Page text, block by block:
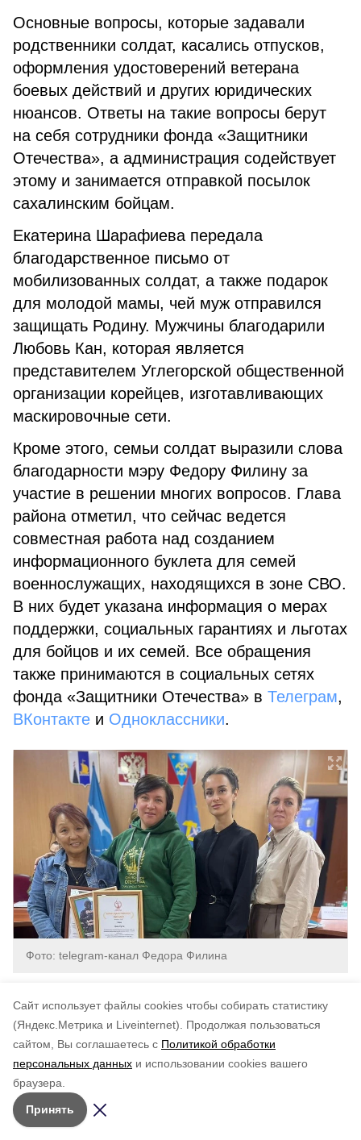
Cайт использует файлы cookies чтобы собирать статистику
(Яндекс.Метрика и Liveinternet).
Продолжая пользоваться
сайтом, Вы соглашаетесь с Политикой обработки
персональных данных и использовании cookies вашего
браузера.
Принять
Подписывайтесь на наш Telegram
канал
Рассказываем о главном в районе. Самая актуальная
и достоверная информация!
Основные вопросы, которые задавали
родственники солдат, касались отпусков,
оформления удостоверений ветерана
боевых действий и других юридических
нюансов. Ответы на такие вопросы берут
на себя сотрудники фонда «Защитники
Отечества», а администрация содействует
этому и занимается отправкой посылок
сахалинским бойцам.
Екатерина Шарафиева передала
благодарственное письмо от
мобилизованных солдат, а также подарок
для молодой мамы, чей муж отправился
защищать Родину. Мужчины благодарили
Любовь Кан, которая является
представителем Углегорской общественной
организации корейцев, изготавливающих
маскировочные сети.
Кроме этого, семьи солдат выразили слова
благодарности мэру Федору Филину за
участие в решении многих вопросов. Глава
района отметил, что сейчас ведется
совместная работа над созданием
информационного буклета для семей
военнослужащих, находящихся в зоне СВО.
В них будет указана информация о мерах
поддержки, социальных гарантиях и льготах
для бойцов и их семей. Все обращения
также принимаются в социальных сетях
фонда «Защитники Отечества» в Телеграм,
ВКонтакте и Одноклассники.
Фото: telegram-канал Федора Филина
сахалин углегорск углегорский район
по оценке
5